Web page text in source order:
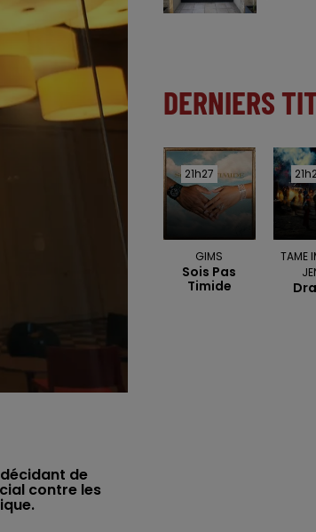
de
contre les
DERNIERS
21h27
21h27
GIMS
Sois Pas
Timide
TAME